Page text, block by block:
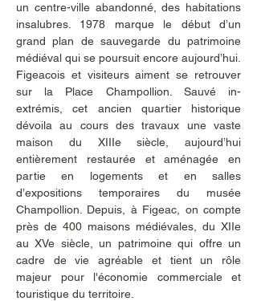
un centre-ville abandonné, des habitations
insalubres. 1978 marque le début d’un
grand plan de sauvegarde du patrimoine
médiéval qui se poursuit encore aujourd’hui.
Figeacois et visiteurs aiment se retrouver
sur la Place Champollion. Sauvé in-
extrémis, cet ancien quartier historique
dévoila au cours des travaux une vaste
maison du XIIIe siècle, aujourd’hui
entièrement restaurée et aménagée en
partie en logements et en salles
d’expositions temporaires du musée
Champollion. Depuis, à Figeac, on compte
près de 400 maisons médiévales, du XIIe
au XVe siècle, un patrimoine qui offre un
cadre de vie agréable et tient un rôle
majeur pour l'économie commerciale et
touristique du territoire.